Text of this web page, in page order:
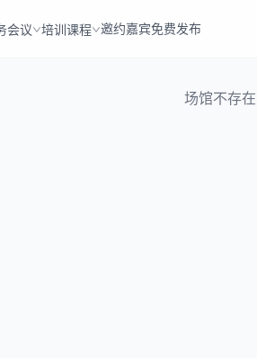
会议 培训课程 邀约嘉宾免费发布
场馆不存在